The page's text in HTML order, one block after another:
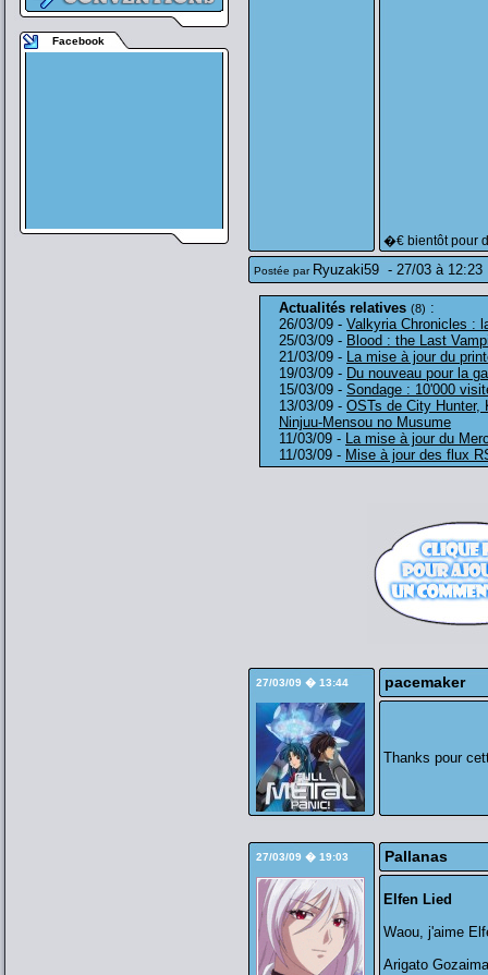
Facebook
�€ bientôt pour
Postée par Ryuzaki59 - 27/03 à 12:23
Actualités relatives (8) :
26/03/09 - Valkyria Chronicles :
25/03/09 - Blood : the Last
21/03/09 - La mise à jour du
19/03/09 - Du nouveau pour la
15/03/09 - Sondage : 10'000
13/03/09 - OSTs de City Hunter,
Ninjuu-Mensou no Musume
11/03/09 - La mise à jour du
11/03/09 - Mise à jour des flux
27/03/09 � 13:44 pacemaker
Thanks pour
27/03/09 � 19:03 Pallanas
Elfen Lied
Waou, j'aime
Arigato